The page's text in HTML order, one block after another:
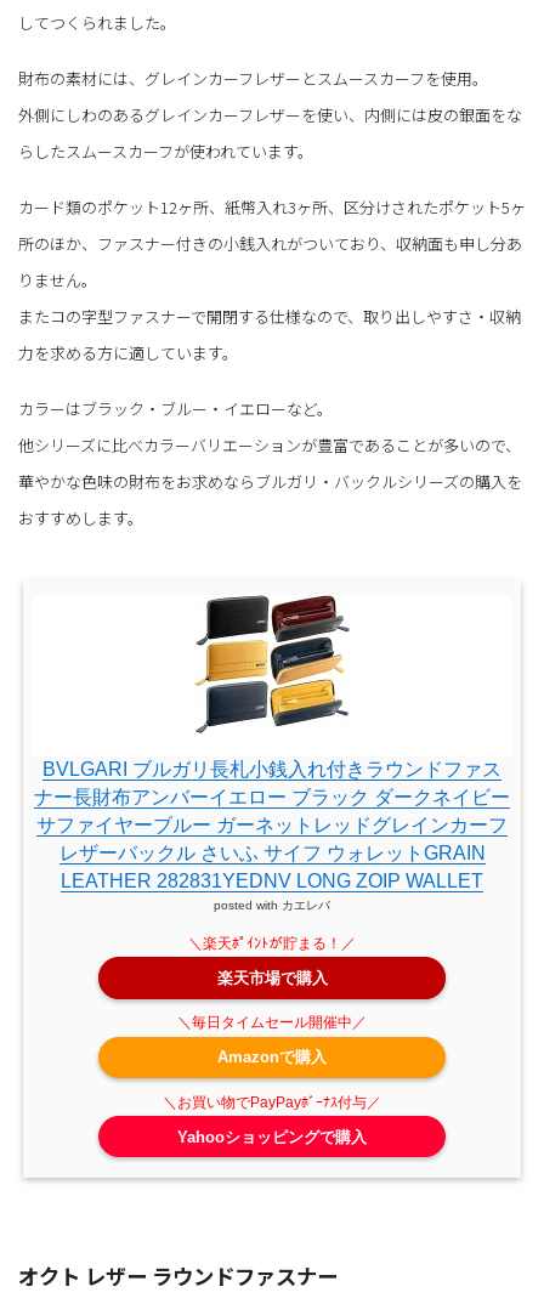
してつくられました。
財布の素材には、グレインカーフレザーとスムースカーフを使用。
外側にしわのあるグレインカーフレザーを使い、内側には皮の銀面をな
らしたスムースカーフが使われています。
カード類のポケット12ヶ所、紙幣入れ3ヶ所、区分けされたポケット5ヶ
所のほか、ファスナー付きの小銭入れがついており、収納面も申し分あ
りません。
またコの字型ファスナーで開閉する仕様なので、取り出しやすさ・収納
力を求める方に適しています。
カラーはブラック・ブルー・イエローなど。
他シリーズに比べカラーバリエーションが豊富であることが多いので、
華やかな色味の財布をお求めならブルガリ・バックルシリーズの購入を
おすすめします。
BVLGARI ブルガリ長札小銭入れ付きラウンドファス
ナー長財布アンバーイエロー ブラック ダークネイビー
サファイヤーブルー ガーネットレッドグレインカーフ
レザーバックル さいふ サイフ ウォレットGRAIN
LEATHER 282831YEDNV LONG ZOIP WALLET
posted with カエレバ
楽天市場で購入
Amazonで購入
Yahooショッピングで購入
オクト レザー ラウンドファスナー